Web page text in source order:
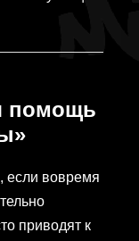
если вовремя
приводят к